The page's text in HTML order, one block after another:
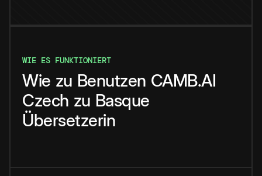
WIE ES FUNKTIONIERT
Wie zu Benutzen CAMB.AI
Czech zu Basque
Übersetzerin